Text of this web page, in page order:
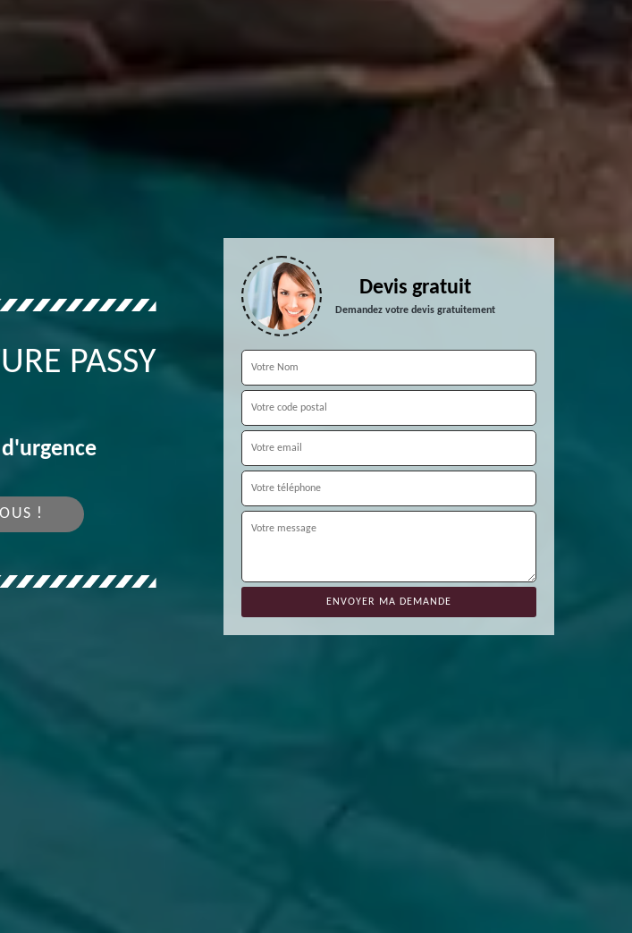
PASSY
!
Devis gratuit
Demandez votre devis gratuitement